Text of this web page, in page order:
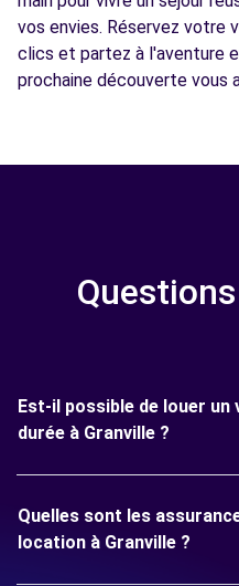
vos envies. Réservez votre
clics et partez à l'aventure
prochaine découverte vous
Est-il possible de louer un
durée à Granville ?
Quelles sont les
location à Granville ?